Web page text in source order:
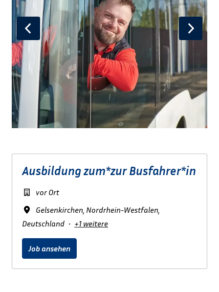
Ausbildung zum*zur Busfahrer*in
vor Ort
Gelsenkirchen, Nordrhein-Westfalen,
Deutschland • +1 weitere
Job ansehen